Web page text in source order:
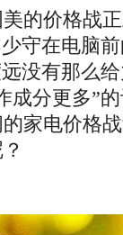
价格战正
守在电脑
没有那么
成分更多”
家电价格